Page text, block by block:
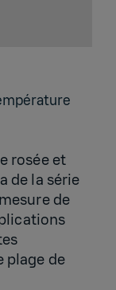
rosée et
de la série
de
plage de